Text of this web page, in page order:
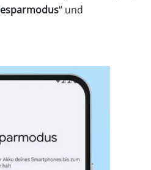
“ und